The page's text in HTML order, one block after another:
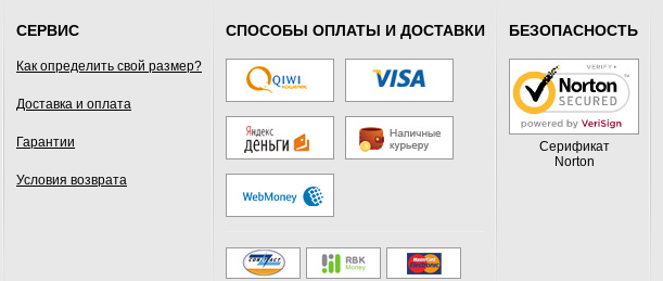
СЕРВИС
Как определить свой размер?
Доставка и оплата
Гарантии
Условия возврата
СПОСОБЫ ОПЛАТЫ И ДОСТАВКИ БЕЗОПАСНОСТЬ
Серификат
Norton